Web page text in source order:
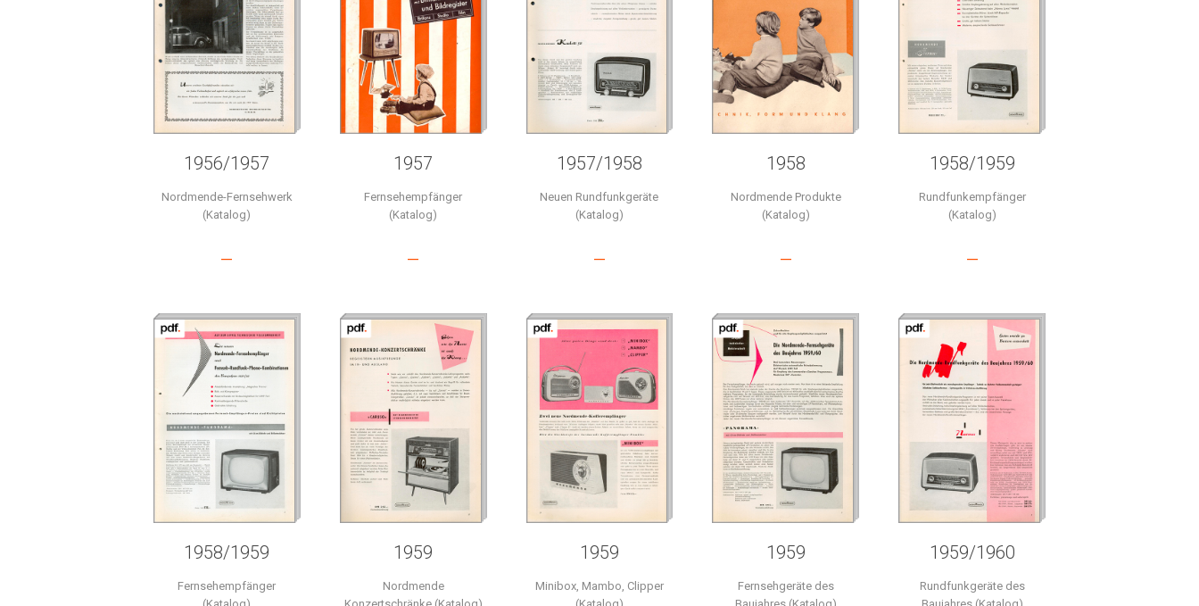
1956/1957
Nordmende-Fernsehwerk
(Katalog)
–
1958/1959
Fernsehempfänger
1957
Fernsehempfänger
(Katalog)
–
1959
Nordmende
1957/1958
Neuen Rundfunkgeräte
(Katalog)
–
1959
Minibox, Mambo, Clipper
1958
Nordmende Produkte
(Katalog)
–
1959
Fernsehgeräte des
1958/1959
Rundfunkempfänger
(Katalog)
–
1959/1960
Rundfunkgeräte des